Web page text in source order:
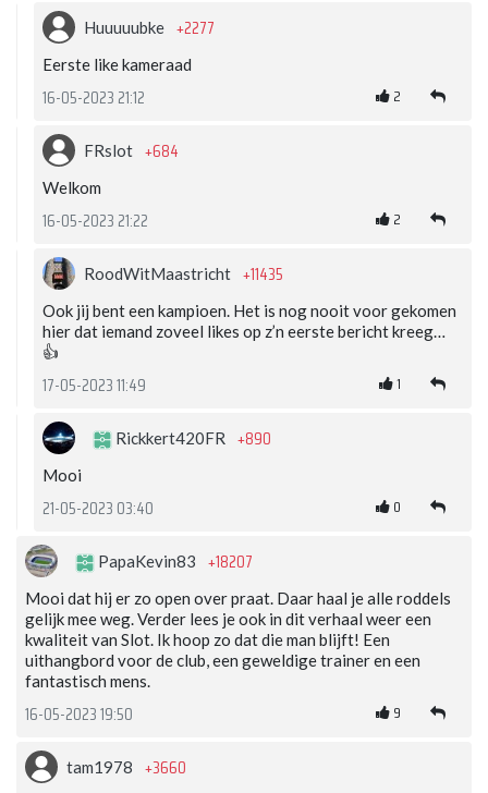
Huuuuubke +2277
Eerste like kameraad
16-05-2023 21:12 2
FRslot +684
Welkom
16-05-2023 21:22 2
RoodWitMaastricht +11435
Ook jij bent een kampioen. Het is nog nooit voor gekomen
hier dat iemand zoveel likes op z’n eerste bericht kreeg…
👍
17-05-2023 11:49 1
Rickkert420FR +890
Mooi
21-05-2023 03:40 0
PapaKevin83 +18207
Mooi dat hij er zo open over praat. Daar haal je alle roddels
gelijk mee weg. Verder lees je ook in dit verhaal weer een
kwaliteit van Slot. Ik hoop zo dat die man blijft! Een
uithangbord voor de club, een geweldige trainer en een
fantastisch mens.
16-05-2023 19:50 9
tam1978 +3660